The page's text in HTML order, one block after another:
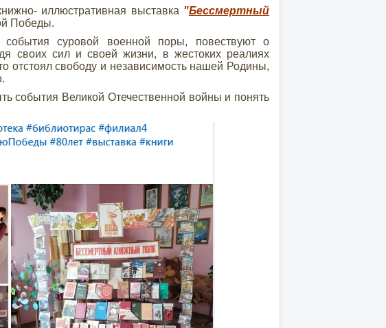
иллюстративная выставка "Бессмертный
Победы.
суровой военной поры, повествуют о
своих сил и своей жизни, в жестоких реалиях
отстоял свободу и независимость нашей Родины,
события Великой Отечественной войны и понять